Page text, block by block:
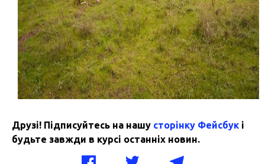
Друзі! Підписуйтесь на нашу сторінку Фейсбук і
будьте завжди в курсі останніх новин.